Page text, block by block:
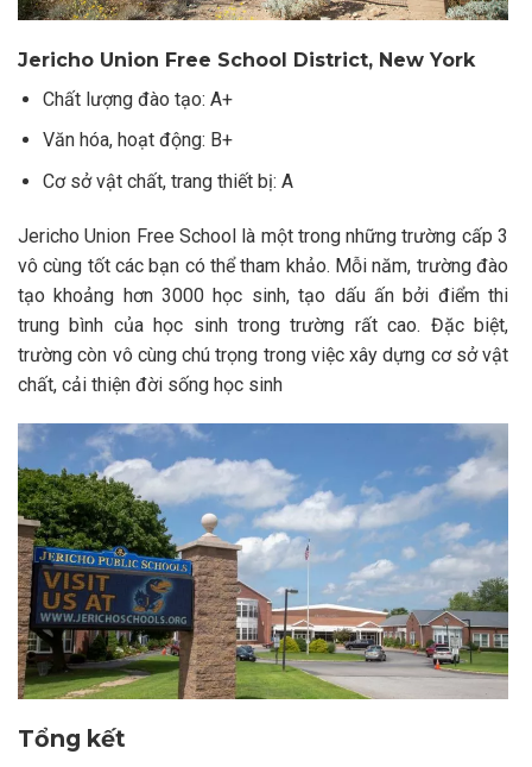
Jericho Union Free School District, New York
Chất lượng đào tạo: A+
Văn hóa, hoạt động: B+
Cơ sở vật chất, trang thiết bị: A
Jericho Union Free School là một trong những trường cấp 3
vô cùng tốt các bạn có thể tham khảo. Mỗi năm, trường đào
tạo khoảng hơn 3000 học sinh, tạo dấu ấn bởi điểm thi
trung bình của học sinh trong trường rất cao. Đặc biệt,
trường còn vô cùng chú trọng trong việc xây dựng cơ sở vật
chất, cải thiện đời sống học sinh
Tổng kết